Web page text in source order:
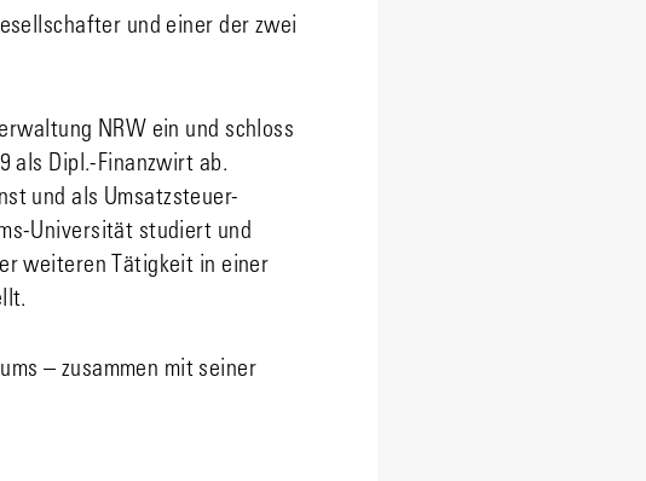
und einer der zwei
NRW ein und schloss
als Dipl.-Finanzwirt ab.
und als Umsatzsteuer-
Universität studiert und
weiteren Tätigkeit in einer
– zusammen mit seiner